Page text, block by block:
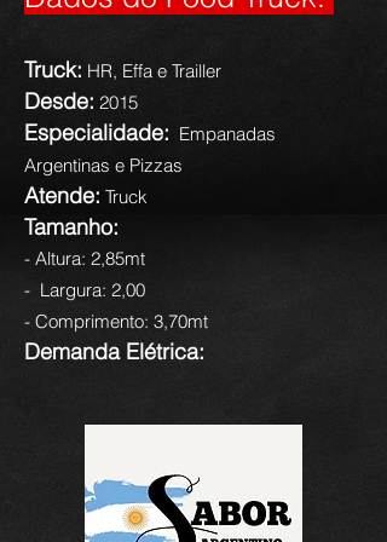
Truck: HR, Effa e Trailler
Desde: 2015
Especialidade: Empanadas
Argentinas e Pizzas
Atende: Truck
Tamanho:
- Altura: 2,85mt
- Largura: 2,00
- Comprimento: 3,70mt
Demanda Elétrica: